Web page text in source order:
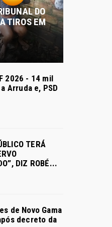
DO
TIROS EM
2026 - 14 mil
Arruda e, PSD
TERÁ
DIZ ROBÉ...
de Novo Gama
decreto da